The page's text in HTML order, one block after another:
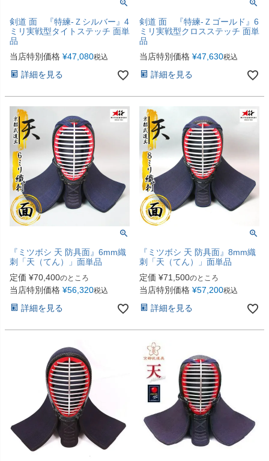
剣道 面 『特練-Ｚシルバー』4
ミリ実戦型タイトステッチ 面単
品
当店特別価格 ¥47,080税込
詳細を見る
剣道 面 『特練-Ｚゴールド』6
ミリ実戦型クロスステッチ 面単
品
当店特別価格 ¥47,630税込
詳細を見る
『ミツボシ 天 防具面』6mm織
刺「天（てん）」面単品
定価 ¥70,400のところ
当店特別価格 ¥56,320税込
詳細を見る
『ミツボシ 天 防具面』8mm織
刺「天（てん）」面単品
定価 ¥71,500のところ
当店特別価格 ¥57,200税込
詳細を見る